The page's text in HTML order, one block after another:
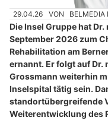
29.04.26 VON BELMEDIA
Die Insel Gruppe hat
September 2026 zum
Rehabilitation am
ernannt. Er folgt auf Dr.
Grossmann weiterhin
Inselspital tätig sein.
standortübergreifende
Weiterentwicklung des